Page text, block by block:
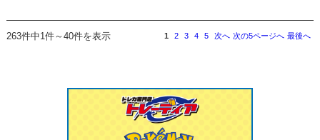
263件中1件～40件を表示 1 2 3 4 5 次へ 次の5ページへ 最後へ